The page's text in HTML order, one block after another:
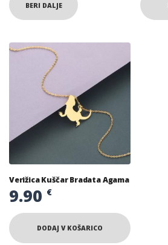
BERI DALJE
Verižica Kuščar Bradata Agama
9.90 €
DODAJ V KOŠARICO